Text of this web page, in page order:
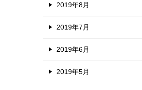
2019年8月
2019年7月
2019年6月
2019年5月